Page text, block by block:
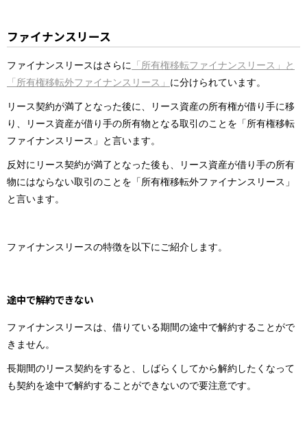
ファイナンスリース
ファイナンスリースはさらに 「所有権移転ファイナンスリース」と
「所有権移転外ファイナンスリース」 に分けられています。
リース契約が満了となった後に、リース資産の所有権が借り手に移
り、リース資産が借り手の所有物となる取引のことを「所有権移転
ファイナンスリース」と言います。
反対にリース契約が満了となった後も、リース資産が借り手の所有
物にはならない取引のことを「所有権移転外ファイナンスリース」
と言います。
ファイナンスリースの特徴を以下にご紹介します。
途中で解約できない
ファイナンスリースは、借りている期間の途中で解約することがで
きません。
長期間のリース契約をすると、しばらくしてから解約したくなって
も契約を途中で解約することができないので要注意です。